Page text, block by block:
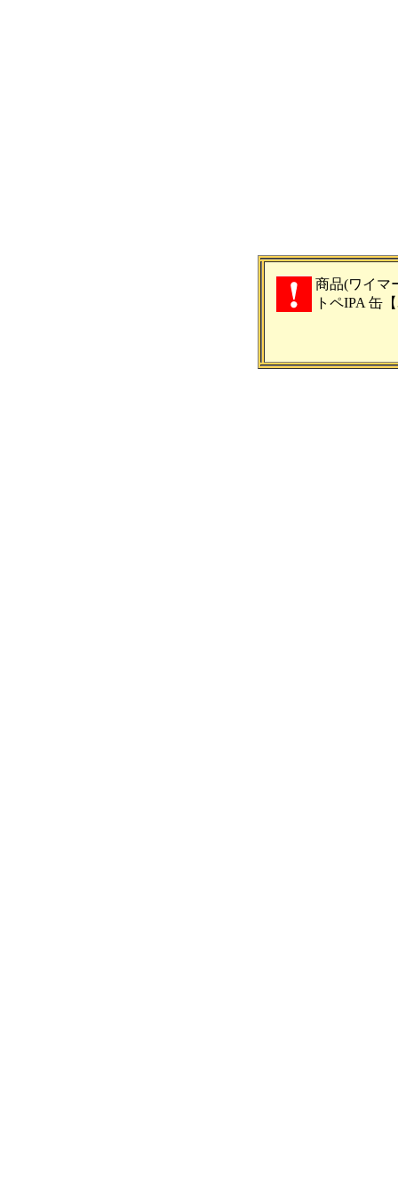
商品(ワイマ
トペIPA 缶